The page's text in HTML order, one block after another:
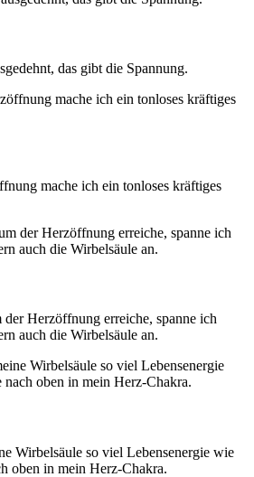
das gibt die Spannung.
mache ich ein tonloses kräftiges
Herzöffnung erreiche, spanne ich
auch die Wirbelsäule an.
Wirbelsäule so viel Lebensenergie wie
oben in mein Herz-Chakra.